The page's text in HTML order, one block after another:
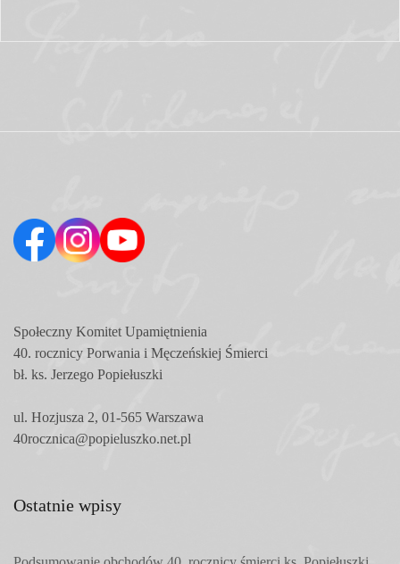
Społeczny Komitet Upamiętnienia
40. rocznicy Porwania i Męczeńskiej Śmierci
bł. ks. Jerzego Popiełuszki
ul. Hozjusza 2, 01-565 Warszawa
40rocznica@popieluszko.net.pl
Ostatnie wpisy